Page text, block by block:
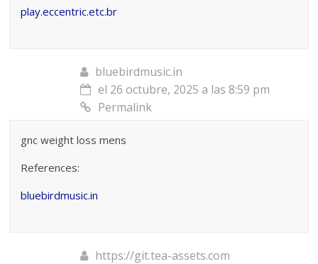
play.eccentric.etc.br
bluebirdmusic.in
el 26 octubre, 2025 a las 8:59 pm
Permalink
gnc weight loss mens
References:
bluebirdmusic.in
https://git.tea-assets.com